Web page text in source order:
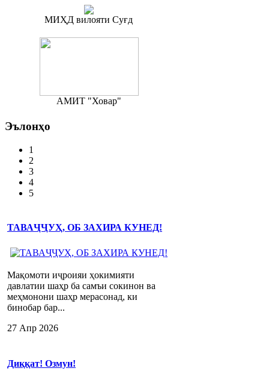
МИҲД вилояти Суғд
АМИТ "Ховар"
Эълонҳо
1
2
3
4
5
ТАВАҶҶУҲ, ОБ ЗАХИРА КУНЕД!
Мақомоти иҷроияи ҳокимияти
давлатии шаҳр ба самъи сокинон ва
меҳмонони шаҳр мерасонад, ки
бинобар бар...
27 Апр 2026
Диққат! Озмун!